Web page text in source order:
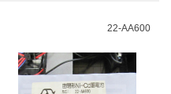
22-AA600